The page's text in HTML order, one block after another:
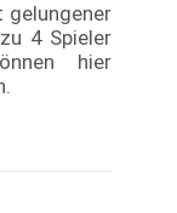
gelungener
4 Spieler
hier